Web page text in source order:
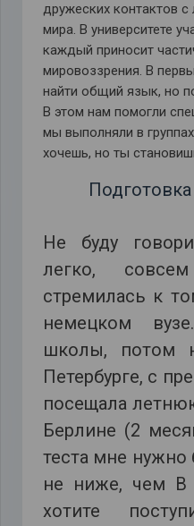
дружеских контактов
мира. В университете
каждый приносит
мировоззрения. В
найти общий язык, но
В этом нам помогли
мы выполняли в
хочешь, но ты
Не буду
легко,
стремилась к
немецком
школы, потом
Петербурге, с
посещала
Берлине (2
теста мне
не ниже, чем В
хотите